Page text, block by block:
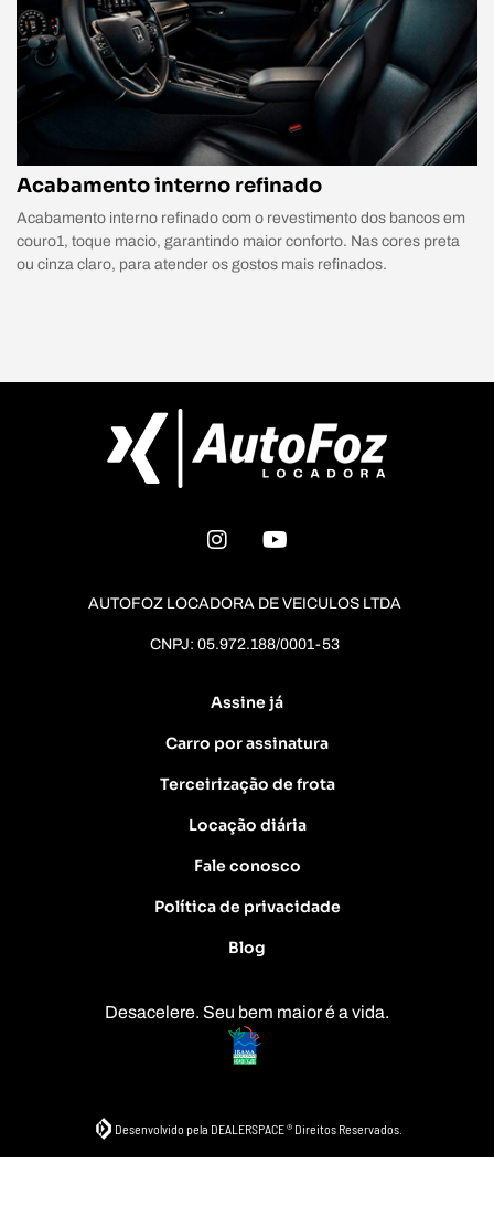
Acabamento interno refinado
Acabamento interno refinado com o revestimento dos bancos em
couro1, toque macio, garantindo maior conforto. Nas cores preta
ou cinza claro, para atender os gostos mais refinados.
AUTOFOZ LOCADORA DE VEICULOS LTDA
CNPJ: 05.972.188/0001-53
Assine já
Carro por assinatura
Terceirização de frota
Locação diária
Fale conosco
Política de privacidade
Blog
Desacelere. Seu bem maior é a vida.
Desenvolvido pela DEALERSPACE ® Direitos Reservados.